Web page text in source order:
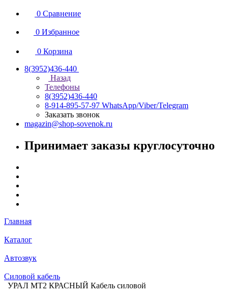
0 Сравнение
0 Избранное
0 Корзина
8(3952)436-440
Назад
Телефоны
8(3952)436-440
8-914-895-57-97 WhatsApp/Viber/Telegram
Заказать звонок
magazin@shop-sovenok.ru
Принимает заказы круглосуточно
Главная
Каталог
Автозвук
Силовой кабель
УРАЛ МТ2 КРАСНЫЙ Кабель силовой